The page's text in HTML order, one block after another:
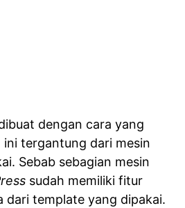
dengan cara yang
tergantung dari mesin
Sebab sebagian mesin
sudah memiliki fitur
dari template yang dipakai.